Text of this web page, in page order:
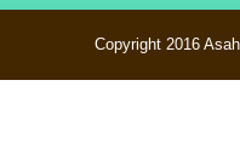
Copyright 2016